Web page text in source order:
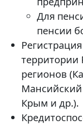
Для
пенсии
территории
регионов
Крым и др.).